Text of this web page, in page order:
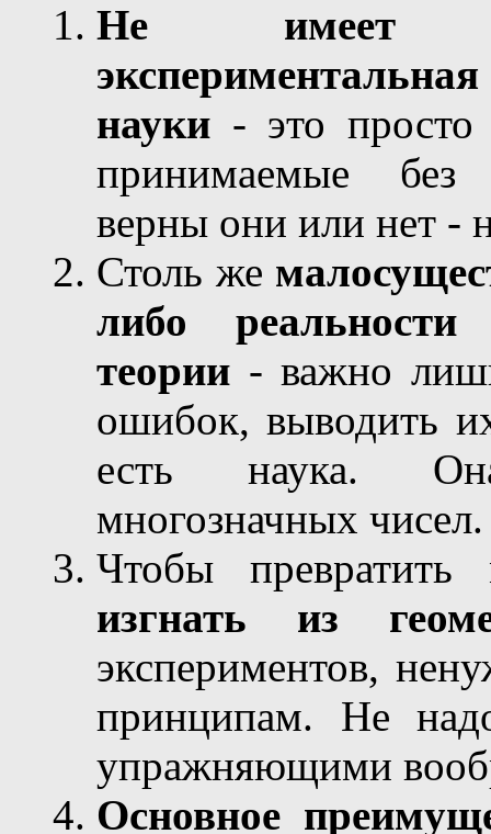
Не имеет
науки - это просто
принимаемые без
верны они или нет -
Столь же
либо
теории - важно
ошибок, выводить
есть наука.
многозначных чисел.
Чтобы
изгнать из
экспериментов,
принципам. Не
упражняющими
Основное